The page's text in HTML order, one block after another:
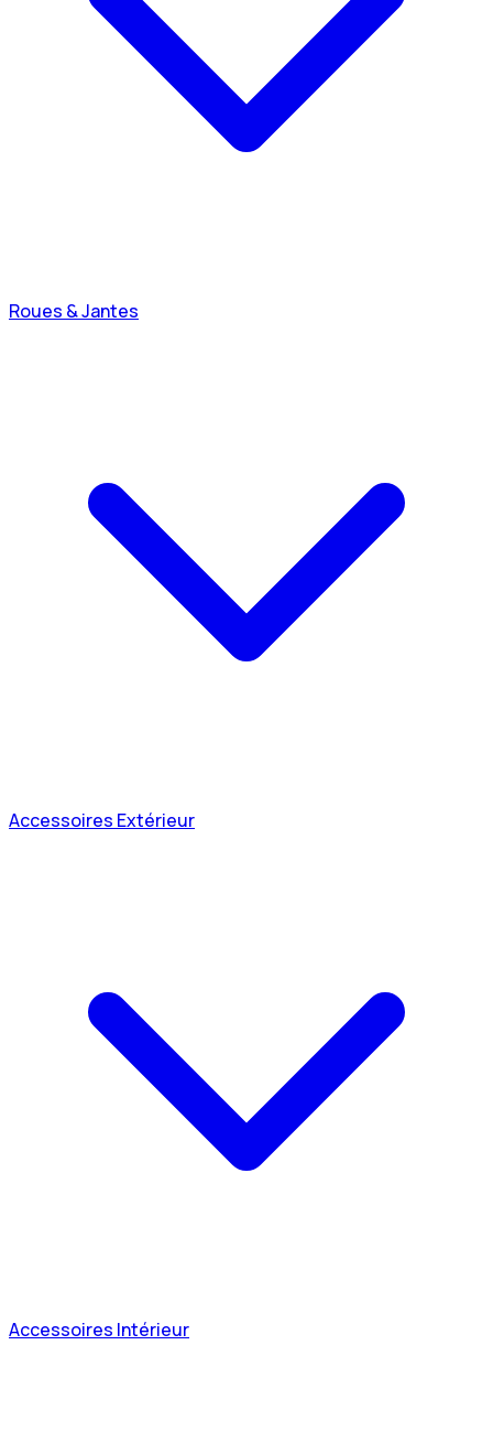
Roues & Jantes
Accessoires Extérieur
Accessoires Intérieur